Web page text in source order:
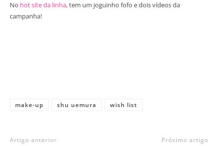
No hot site da linha, tem um joguinho fofo e dois vídeos da
campanha!
make-up shu uemura wish list
Artigo anterior Próximo artigo